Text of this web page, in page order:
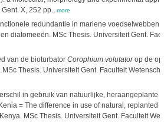
X, 252 pp., more
redundantie in mariene voedselwebben:
diatomeeën. MSc Thesis. Universiteit Gent.
van de bioturbator Corophium volutatorop de
Thesis. Universiteit Gent. Faculteit
in gebruik van natuurlijke, heraangeplante
= The difference in use of natural, replanted
MSc Thesis. Universiteit Gent. Faculteit